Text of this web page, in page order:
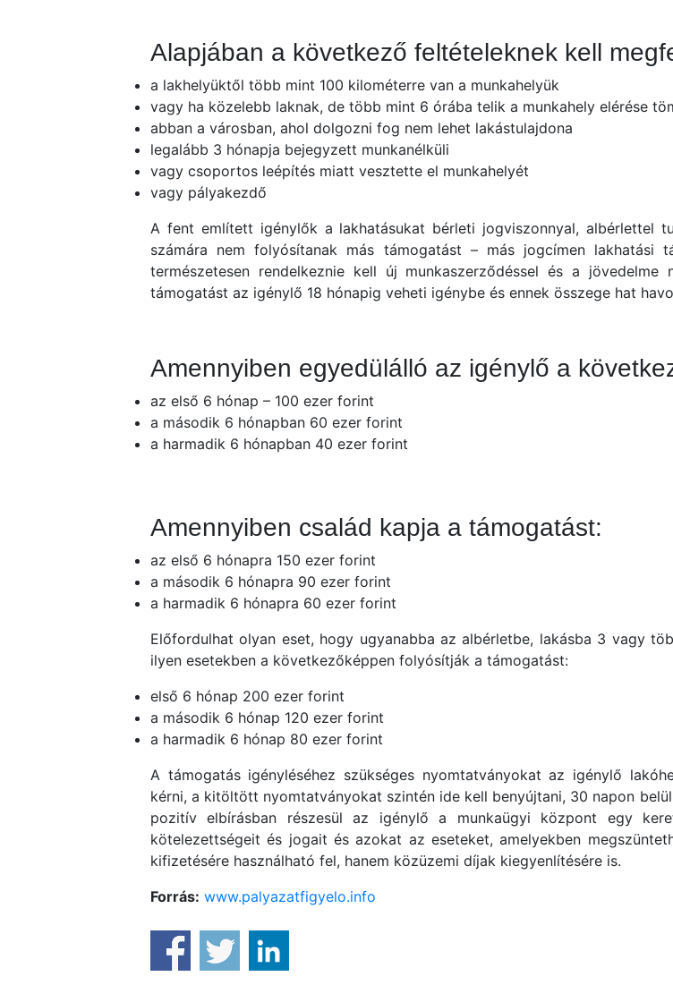
Alapjában a következő feltételeknek kell
a lakhelyüktől több mint 100 kilométerre van a munkahelyük
vagy ha közelebb laknak, de több mint 6 órába telik a munkahely elérése
abban a városban, ahol dolgozni fog nem lehet lakástulajdona
legalább 3 hónapja bejegyzett munkanélküli
vagy csoportos leépítés miatt vesztette el munkahelyét
vagy pályakezdő
A fent említett igénylők a lakhatásukat bérleti jogviszonnyal, albérlettel
számára nem folyósítanak más támogatást – más jogcímen lakhatási
természetesen rendelkeznie kell új munkaszerződéssel és a
támogatást az igénylő 18 hónapig veheti igénybe és ennek összege hat
Amennyiben egyedülálló az igénylő a
az első 6 hónap – 100 ezer forint
a második 6 hónapban 60 ezer forint
a harmadik 6 hónapban 40 ezer forint
Amennyiben család kapja a támogatást:
az első 6 hónapra 150 ezer forint
a második 6 hónapra 90 ezer forint
a harmadik 6 hónapra 60 ezer forint
Előfordulhat olyan eset, hogy ugyanabba az albérletbe, lakásba 3 vagy
ilyen esetekben a következőképpen folyósítják a támogatást:
első 6 hónap 200 ezer forint
a második 6 hónap 120 ezer forint
a harmadik 6 hónap 80 ezer forint
A támogatás igényléséhez szükséges nyomtatványokat az igénylő
kérni, a kitöltött nyomtatványokat szintén ide kell benyújtani, 30 napon
pozitív elbírásban részesül az igénylő a munkaügyi központ egy
kötelezettségeit és jogait és azokat az eseteket, amelyekben
kifizetésére használható fel, hanem közüzemi díjak kiegyenlítésére is.
Forrás: www.palyazatfigyelo.info